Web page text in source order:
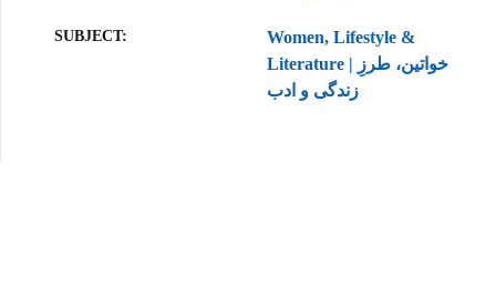
SUBJECT
Women, Lifestyle &
Literature | خواتین، طرزِ
زندگی و ادب